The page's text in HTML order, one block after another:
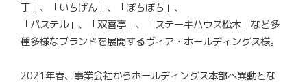
丁」、「いちげん」、「ぼちぼち」、
「パステル」、「双喜亭」、「ステーキハウス松木」など多
種多様なブランドを展開するヴィア・ホールディングス様。
2021年春、事業会社からホールディングス本部へ異動とな